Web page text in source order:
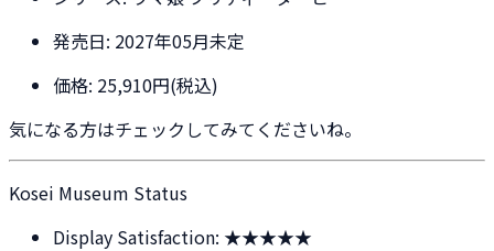
発売日: 2027年05月未定
価格: 25,910円(税込)
気になる方はチェックしてみてくださいね。
Kosei Museum Status
Display Satisfaction: ★★★★★